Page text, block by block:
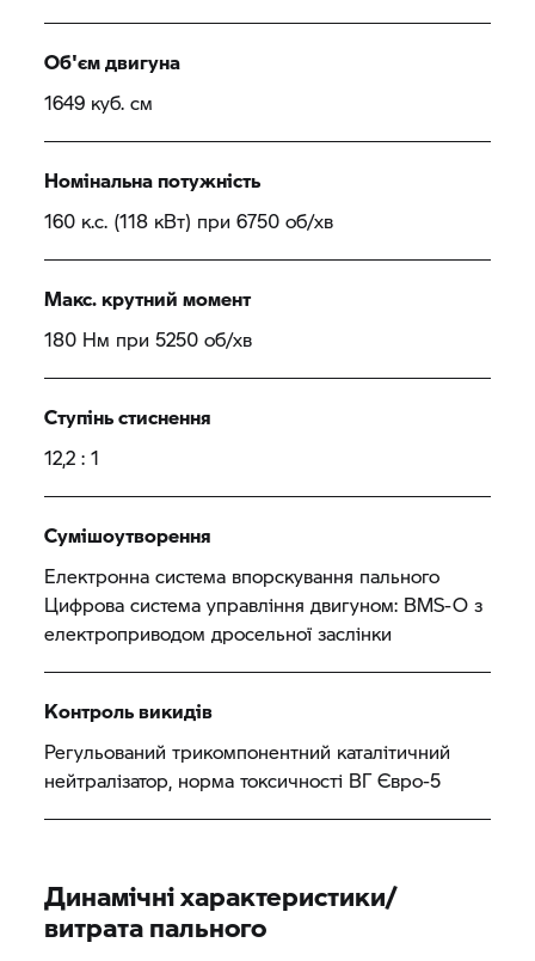
Об'єм двигуна
1649 куб. см
Номінальна потужність
160 к.с. (118 кВт) при 6750 об/хв
Макс. крутний момент
180 Нм при 5250 об/хв
Ступінь стиснення
12,2 : 1
Сумішоутворення
Електронна система впорскування пального
Цифрова система управління двигуном: BMS-O з
електроприводом дросельної заслінки
Контроль викидів
Регульований трикомпонентний каталітичний
нейтралізатор, норма токсичності ВГ Євро-5
Динамічні характеристики/
витрата пального